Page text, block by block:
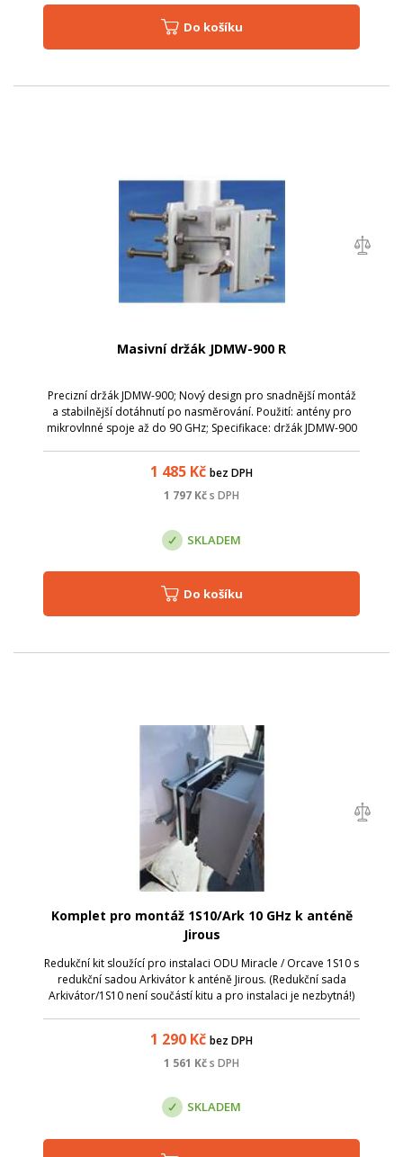
Do košíku
Masivní držák JDMW-900 R
Precizní držák JDMW-900; Nový design pro snadnější montáž
a stabilnější dotáhnutí po nasměrování. Použití: antény pro
mikrovlnné spoje až do 90 GHz; Specifikace: držák JDMW-900
1 485 Kč bez DPH
1 797 Kčs DPH
SKLADEM
Do košíku
Komplet pro montáž 1S10/Ark 10 GHz k anténě
Jirous
Redukční kit sloužící pro instalaci ODU Miracle / Orcave 1S10 s
redukční sadou Arkivátor k anténě Jirous. (Redukční sada
Arkivátor/1S10 není součástí kitu a pro instalaci je nezbytná!)
1 290 Kč bez DPH
1 561 Kčs DPH
SKLADEM